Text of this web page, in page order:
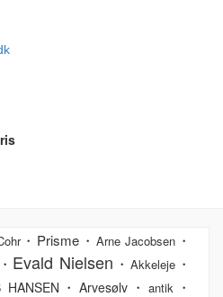
・Prisme・ Arne Jacobsen ・
・ Evald Nielsen ・Akkeleje ・
HANSEN ・Arvesølv ・antik ・